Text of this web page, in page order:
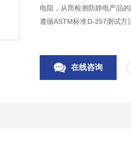
电阻，从而检测防静电产品
遵循ASTM标准D-257测试方
在线咨询